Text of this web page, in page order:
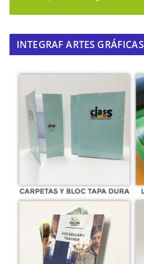
INTEGRAF ARTES GRÁFICAS